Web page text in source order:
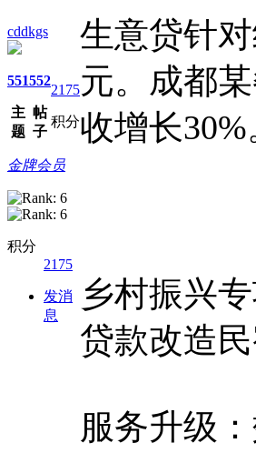
cddkgs
551
主
题
552
帖
子
2175
积分
金牌会员
积分
2175
发消
息
生意贷针
元。成都
收增长30%
乡村振兴
贷款改造
服务升级